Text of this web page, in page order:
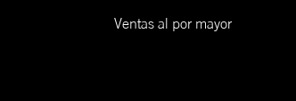
Ventas al por mayor